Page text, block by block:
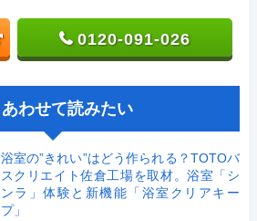
0120-091-026
あわせて読みたい
浴室の”きれい”はどう作られる？TOTOバ
スクリエイト佐倉工場を取材。浴室「シ
ンラ」体験と新機能「浴室クリアキー
プ」